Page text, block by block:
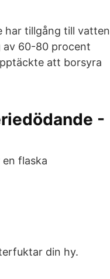
har tillgång till vatten
av 60-80 procent
att borsyra
-
flaska
din hy.